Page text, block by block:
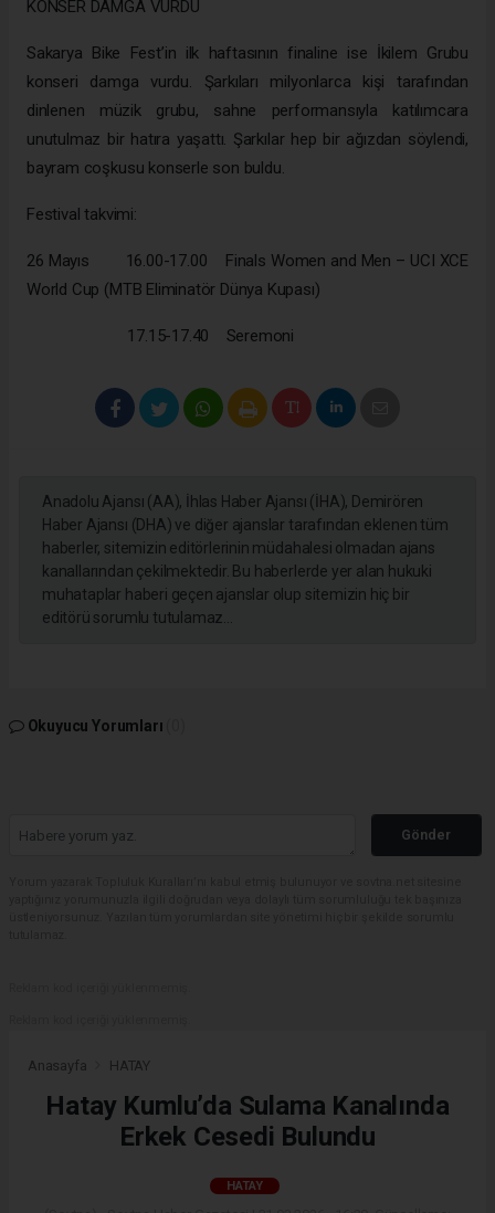
KONSER DAMGA VURDU
Sakarya Bike Fest’in ilk haftasının finaline ise İkilem Grubu
konseri damga vurdu. Şarkıları milyonlarca kişi tarafından
dinlenen müzik grubu, sahne performansıyla katılımcara
unutulmaz bir hatıra yaşattı. Şarkılar hep bir ağızdan söylendi,
bayram coşkusu konserle son buldu.
Festival takvimi:
26 Mayıs 16.00-17.00 Finals Women and Men – UCI XCE
World Cup (MTB Eliminatör Dünya Kupası)
17.15-17.40 Seremoni
Anadolu Ajansı (AA), İhlas Haber Ajansı (İHA), Demirören
Haber Ajansı (DHA) ve diğer ajanslar tarafından eklenen tüm
haberler, sitemizin editörlerinin müdahalesi olmadan ajans
kanallarından çekilmektedir. Bu haberlerde yer alan hukuki
muhataplar haberi geçen ajanslar olup sitemizin hiç bir
editörü sorumlu tutulamaz...
Okuyucu Yorumları
Gönder
Anasayfa HATAY
Hatay Kumlu’da Sulama Kanalında
Erkek Cesedi Bulundu
HATAY